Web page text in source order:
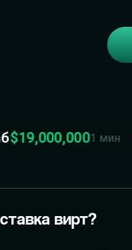
GRAND MOBILE
1 мин
вирт?